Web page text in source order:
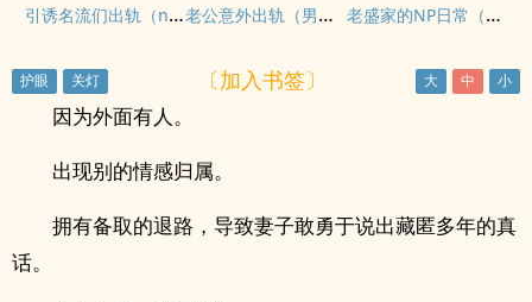
引诱名流们出轨（nph）
老公意外出轨（男出轨） 老盛家的NP日常（乱伦，高H，NP）
〔加入书签〕
因为外面有人。
出现别的情感归属。
拥有备取的退路，导致妻子敢勇于说出藏匿多年的真
话。